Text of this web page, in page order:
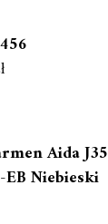
Aida J35
EB Niebieski